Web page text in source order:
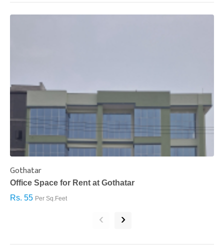
Gothatar
Office Space for Rent at Gothatar
Rs. 55 Per Sq.Feet
‹ ›